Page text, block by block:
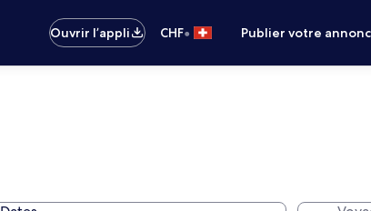
Ouvrir l’appli
CHF• Publier votre